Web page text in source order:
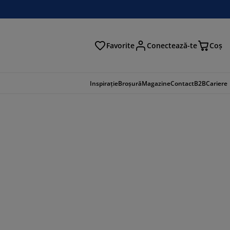
Favorite Conectează-te Coş
InspirațieBroșurăMagazineContactB2BCariere